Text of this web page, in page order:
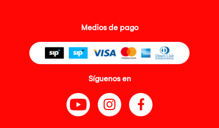
Medios de pago
Síguenos en